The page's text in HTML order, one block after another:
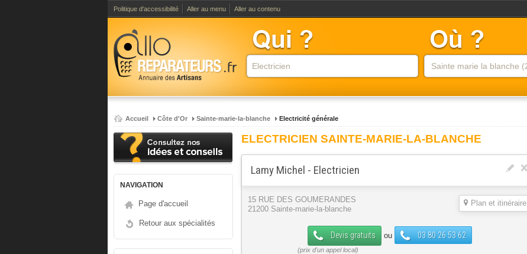
Politique d'accessibilité Aller au menu Aller au contenu
Accueil Côte d'Or Sainte-marie-la-blanche Electricité générale
NAVIGATION
Page d'accueil
Retour aux spécialités
ELECTRICIEN SAINTE-MARIE-LA-BLANCHE
Lamy Michel - Electricien
Plan et itinéraire
15 RUE DES GOUMERANDES
21200 Sainte-marie-la-blanche
Devis gratuits ou 03 80 26 53 62